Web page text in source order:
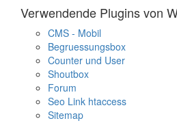
Verwendende Plugins von
CMS - Mobil
Begruessungsbox
Counter und User
Shoutbox
Forum
Seo Link htaccess
Sitemap